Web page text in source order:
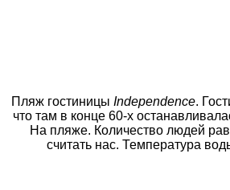
Пляж гостиницы Independence.
что там в конце 60-х
На пляже. Количество людей
считать нас. Температура